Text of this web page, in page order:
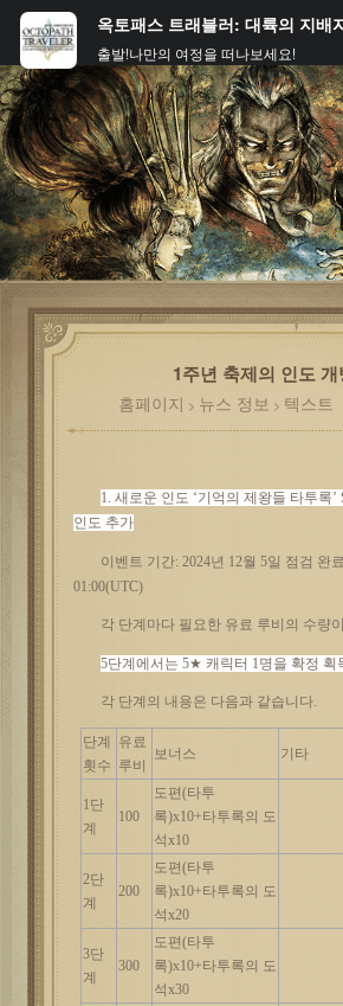
1주년 축제의 인도
홈페이지 > 뉴스 정보 > 텍스트
1. 새로운 인도 ‘기억의 제왕들 타투록
인도 추가
이벤트 기간: 2024년 12월 5일 점검 완
01:00(UTC)
각 단계마다 필요한 유료 루비의 수량이
5단계에서는 5★ 캐릭터 1명을 확정 획
각 단계의 내용은 다음과 같습니다.
단계
횟수
유료
루비
보너스 기타
1단
계
100
도편(타투
록)x10+타투록의 도
석x10
2단
계
200
도편(타투
록)x10+타투록의 도
석x20
3단
계
300
도편(타투
록)x10+타투록의 도
석x30
옥토패스 트래블러: 대륙의 지배
출발!나만의 여정을 떠나보세요!